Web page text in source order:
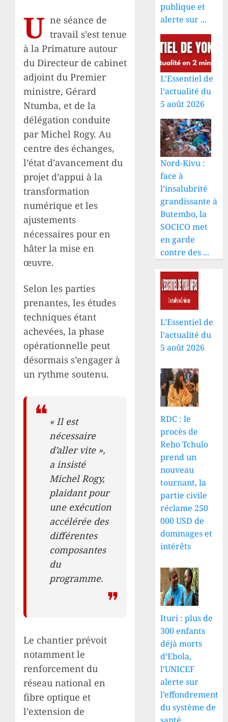
U ne séance de
travail s’est tenue
à la Primature autour
du Directeur de cabinet
adjoint du Premier
ministre, Gérard
Ntumba, et de la
délégation conduite
par Michel Rogy. Au
centre des échanges,
l’état d’avancement du
projet d’appui à la
transformation
numérique et les
ajustements
nécessaires pour en
hâter la mise en
œuvre.
Selon les parties
prenantes, les études
techniques étant
achevées, la phase
opérationnelle peut
désormais s’engager à
un rythme soutenu.
« Il est
nécessaire
d’aller vite »,
a insisté
Michel Rogy,
plaidant pour
une exécution
accélérée des
différentes
composantes
du
programme.
Le chantier prévoit
notamment le
renforcement du
réseau national en
fibre optique et
l’extension de
publique et
alerte sur ...
L’Essentiel de
l’actualité du
5 août 2026
Nord-Kivu :
face à
l’insalubrité
grandissante à
Butembo, la
SOCICO met
en garde
contre des ...
L’Essentiel de
l’actualité du
5 août 2026
RDC : le
procès de
Rebo Tchulo
prend un
nouveau
tournant, la
partie civile
réclame 250
000 USD de
dommages et
intérêts
Ituri : plus de
300 enfants
déjà morts
d’Ebola,
l’UNICEF
alerte sur
l’effondrement
du système de